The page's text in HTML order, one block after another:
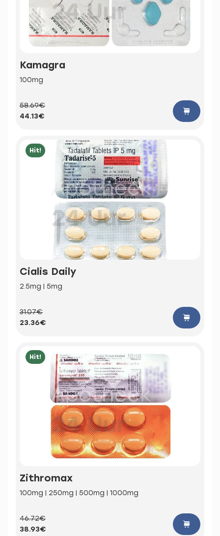
Kamagra
100mg
58.69€
44.13€
Hit!
Cialis Daily
2.5mg | 5mg
31.07€
23.36€
Hit!
Zithromax
100mg | 250mg | 500mg | 1000mg
46.72€
38.93€